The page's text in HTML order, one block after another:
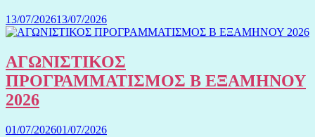
13/07/202613/07/2026
ΑΓΩΝΙΣΤΙΚΟΣ
ΠΡΟΓΡΑΜΜΑΤΙΣΜΟΣ Β ΕΞΑΜΗΝΟΥ
2026
01/07/202601/07/2026